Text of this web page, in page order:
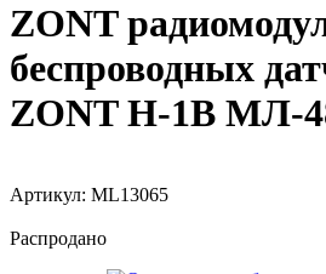
ZONT
беспроводных
ZONT H-1B МЛ-
Артикул: ML13065
Распродано